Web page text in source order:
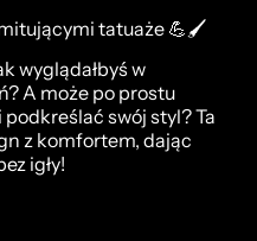
tatuaże 💪🖌️
wyglądałbyś w
A może po prostu
podkreślać swój styl? Ta
z komfortem, dając
igły!